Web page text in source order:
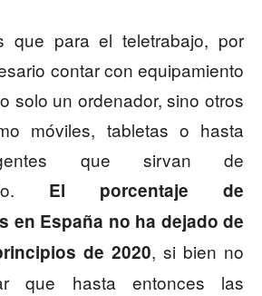
que para el teletrabajo, por
contar con equipamiento
solo un ordenador, sino otros
móviles, tabletas o hasta
que sirvan de
El porcentaje de
en España no ha dejado de
de 2020, si bien no
que hasta entonces las